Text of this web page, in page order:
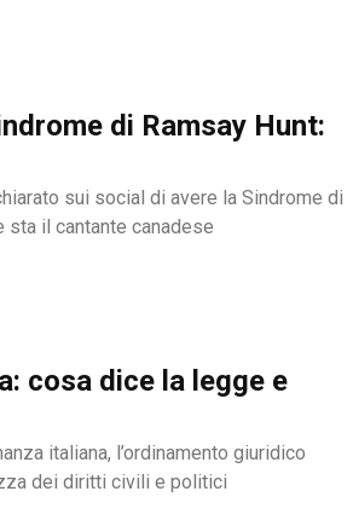
di Ramsay Hunt:
sui social di avere la Sindrome di
sta il cantante canadese
cosa dice la legge e
italiana, l’ordinamento giuridico
dei diritti civili e politici